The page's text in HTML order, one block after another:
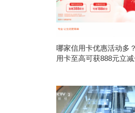
哪家信用卡优惠活动多
用卡至高可获888元立